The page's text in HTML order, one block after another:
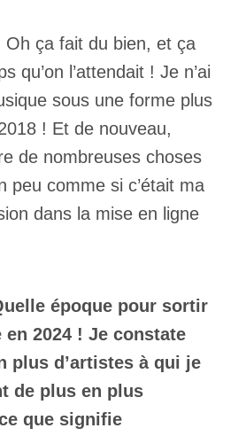
Oh ça fait du bien, et ça
qu’on l’attendait ! Je n’ai
sous une forme plus
! Et de nouveau,
de nombreuses choses
peu comme si c’était ma
dans la mise en ligne
époque pour sortir
2024 ! Je constate
plus d’artistes à qui je
de plus en plus
que signifie